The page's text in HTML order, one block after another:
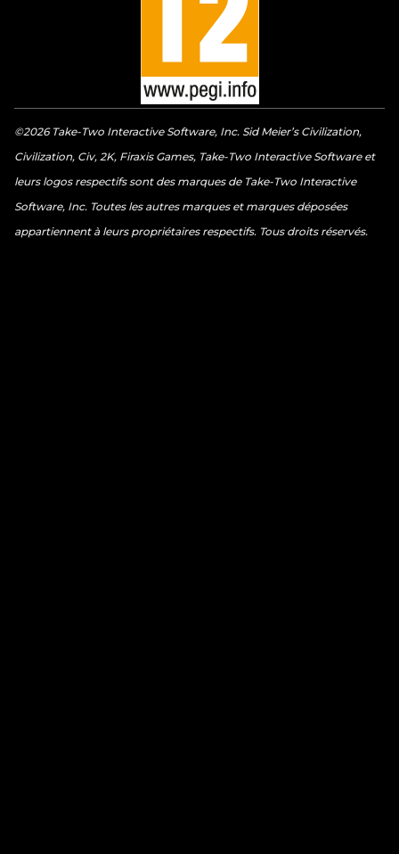
©2026 Take-Two Interactive Software, Inc. Sid Meier’s Civilization,
Civilization, Civ, 2K, Firaxis Games, Take-Two Interactive Software et
leurs logos respectifs sont des marques de Take-Two Interactive
Software, Inc. Toutes les autres marques et marques déposées
appartiennent à leurs propriétaires respectifs. Tous droits réservés.